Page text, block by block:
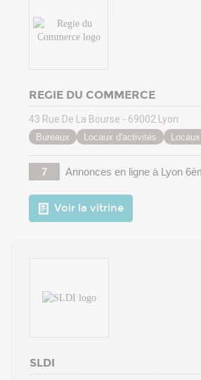
REGIE DU COMMERCE
43 Rue De La Bourse - 69002 Lyon
Bureaux Locaux d'activités
7 Annonces en ligneà Lyon
Voir la vitrine
SLDI